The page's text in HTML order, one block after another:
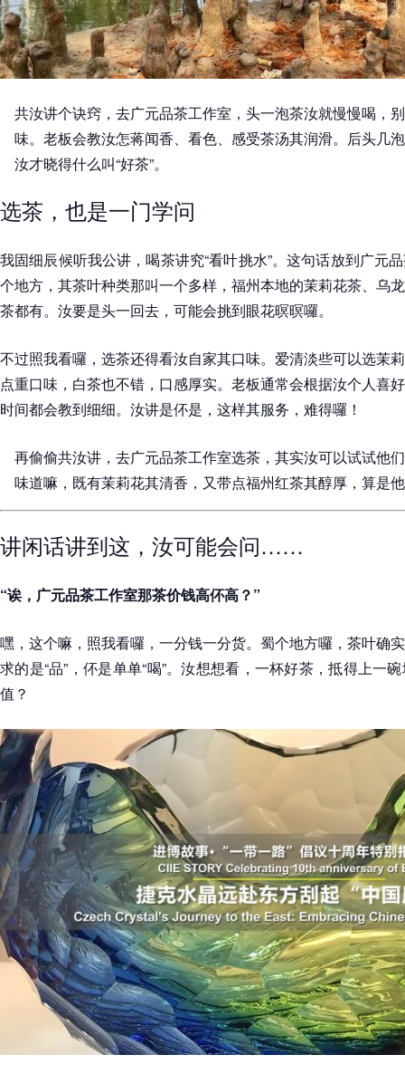
共汝讲个诀窍，去广元品茶工作室，头一泡茶汝就慢慢喝，
味。老板会教汝怎蒋闻香、看色、感受茶汤其润滑。后头几
汝才晓得什么叫“好茶”。
选茶，也是一门学问
我固细辰候听我公讲，喝茶讲究“看叶挑水”。这句话放到广元
个地方，其茶叶种类那叫一个多样，福州本地的茉莉花茶、乌
茶都有。汝要是头一回去，可能会挑到眼花暝暝囉。
不过照我看囉，选茶还得看汝自家其口味。爱清淡些可以选茉
点重口味，白茶也不错，口感厚实。老板通常会根据汝个人喜
时间都会教到细细。汝讲是伓是，这样其服务，难得囉！
再偷偷共汝讲，去广元品茶工作室选茶，其实汝可以试试他
味道嘛，既有茉莉花其清香，又带点福州红茶其醇厚，算是
讲闲话讲到这，汝可能会问……
“诶，广元品茶工作室那茶价钱高伓高？”
嘿，这个嘛，照我看囉，一分钱一分货。蜀个地方囉，茶叶确
求的是“品”，伓是单单“喝”。汝想想看，一杯好茶，抵得上一
值？